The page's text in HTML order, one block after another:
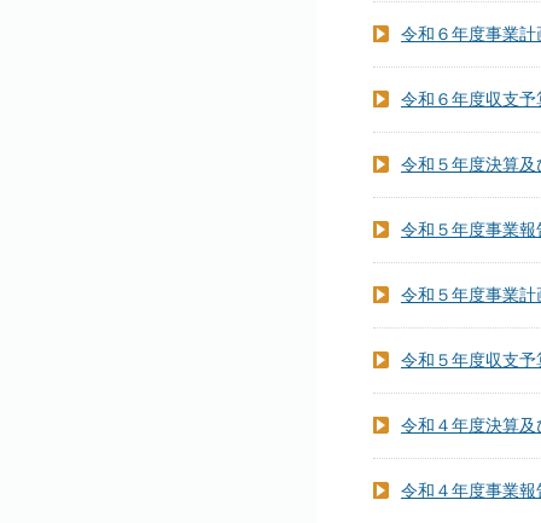
令和６年度事業計
令和６年度収支予
令和５年度決算及
令和５年度事業報
令和５年度事業計
令和５年度収支予
令和４年度決算及
令和４年度事業報